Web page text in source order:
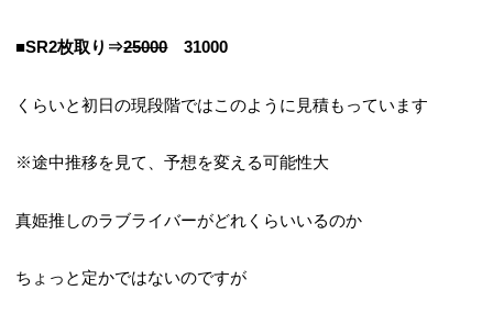
■SR2枚取り⇒2500031000
くらいと初日の現段階ではこのように見積もっています
※途中推移を見て、予想を変える可能性大
真姫推しのラブライバーがどれくらいいるのか
ちょっと定かではないのですが